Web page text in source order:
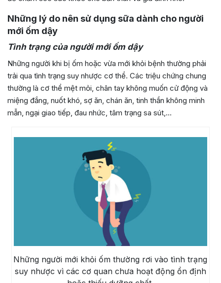
Những lý do nên sử dụng sữa dành cho người
mới ốm dậy
Tình trạng của người mới ốm dậy
Những người khi bị ốm hoặc vừa mới khỏi bệnh thường phải
trải qua tình trạng suy nhược cơ thể. Các triệu chứng chung
thường là cơ thể mệt mỏi, chân tay không muốn cử động và
miệng đắng, nuốt khó, sợ ăn, chán ăn, tinh thần không minh
mẫn, ngại giao tiếp, đau nhức, tâm trạng sa sút,…
Những người mới khỏi ốm thường rơi vào tình trạng
suy nhược vì các cơ quan chưa hoạt động ổn định